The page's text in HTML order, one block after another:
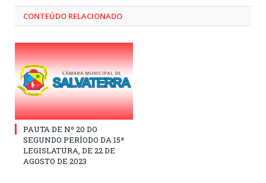
CONTEÚDO RELACIONADO
PAUTA DE Nº 20 DO
SEGUNDO PERÍODO DA 15ª
LEGISLATURA, DE 22 DE
AGOSTO DE 2023